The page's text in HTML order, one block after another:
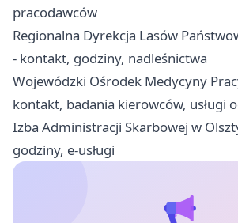
pracodawców
Regionalna Dyrekcja Lasów
- kontakt, godziny, nadleśnictwa
Wojewódzki Ośrodek Medycyny
kontakt, badania kierowców, usługi
Izba Administracji Skarbowej w
godziny, e-usługi